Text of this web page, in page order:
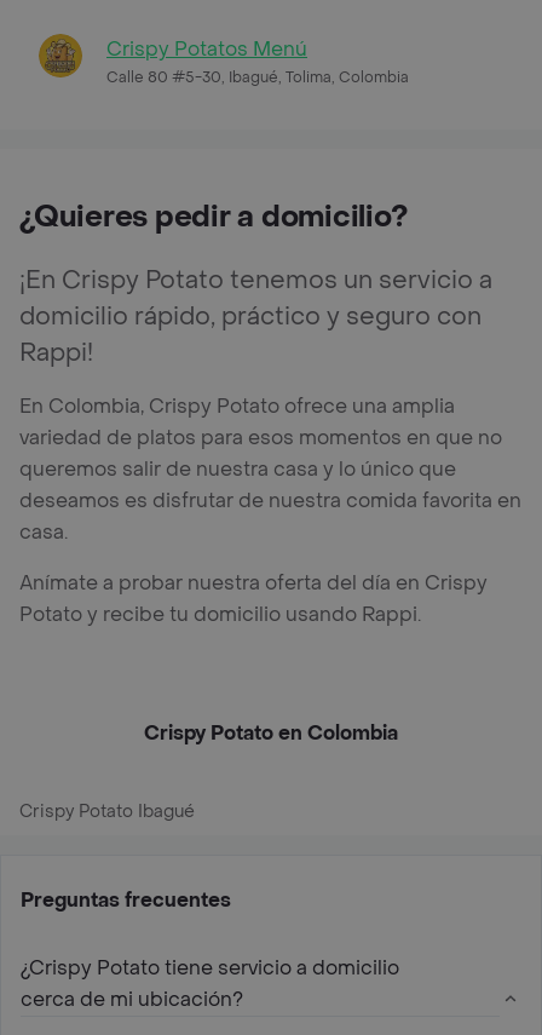
Crispy Potatos Menú
Calle 80 #5-30, Ibagué, Tolima, Colombia
¿Quieres pedir a domicilio?
¡En Crispy Potato tenemos un servicio a
domicilio rápido, práctico y seguro con
Rappi!
En Colombia, Crispy Potato ofrece una amplia
variedad de platos para esos momentos en que no
queremos salir de nuestra casa y lo único que
deseamos es disfrutar de nuestra comida favorita en
casa.
Anímate a probar nuestra oferta del día en Crispy
Potato y recibe tu domicilio usando Rappi.
Crispy Potato en Colombia
Crispy Potato Ibagué
Preguntas frecuentes
¿Crispy Potato tiene servicio a domicilio
cerca de mi ubicación?